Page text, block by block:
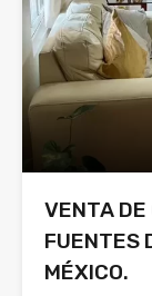
VENTA DE
FUENTES
MÉXICO.